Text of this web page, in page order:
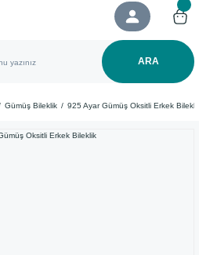
ARA
Gümüş Bileklik 925 Ayar Gümüş Oksitli Erkek